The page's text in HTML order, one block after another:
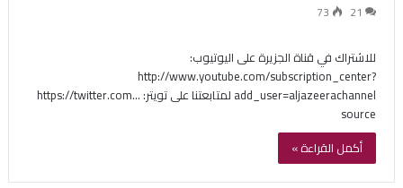
21
73
للاشتراك في قناة الجزيرة على اليوتيوب:
http://www.youtube.com/subscription_center?
add_user=aljazeerachannel لمتابعتنا على تويتر: https://twitter.com…
source
أكمل القراءة »